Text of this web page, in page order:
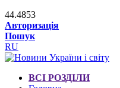
44.4853
Авторизація
Пошук
RU
ВСІ РОЗДІЛИ